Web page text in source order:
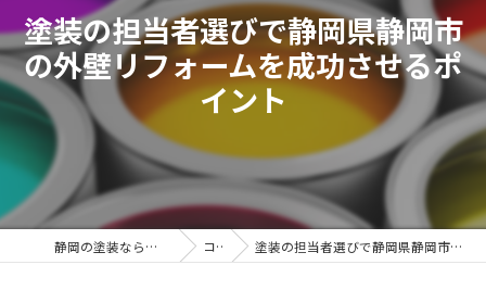
塗装の担当者選びで静岡県静岡市
の外壁リフォームを成功させるポ
イント
静岡の塗装なら外壁塗装専門店 モチエイ コラム 塗装の担当者選びで静岡県静岡市の外壁リフォームを成功させるポイント